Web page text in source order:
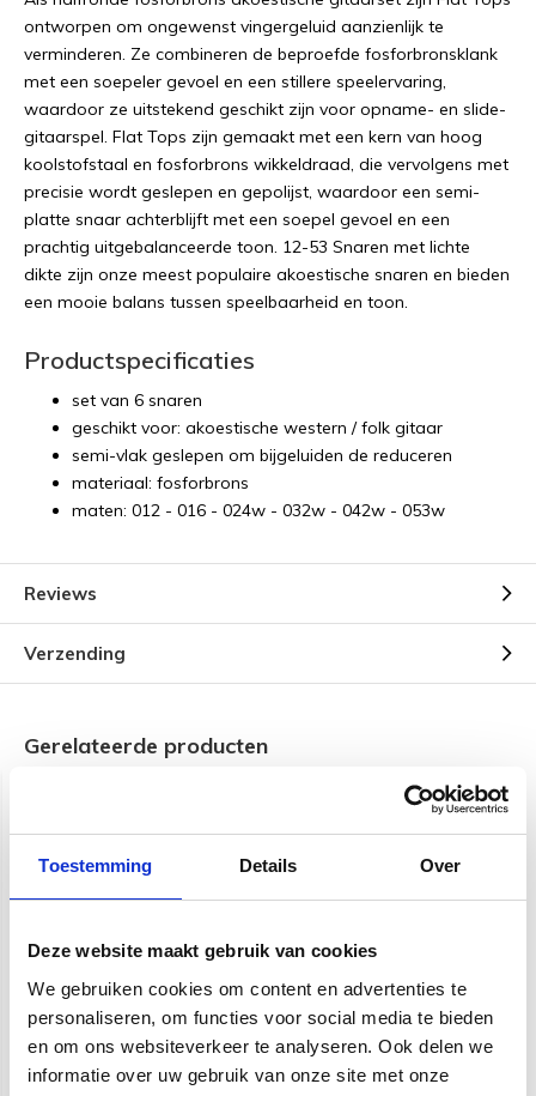
Toestemming Details Over
Deze website maakt gebruik van cookies
We gebruiken cookies om content en advertenties te
personaliseren, om functies voor social media te bieden
en om ons websiteverkeer te analyseren. Ook delen we
informatie over uw gebruik van onze site met onze
ontworpen om ongewenst vingergeluid aanzienlijk te
verminderen. Ze combineren de beproefde fosforbronsklank
met een soepeler gevoel en een stillere speelervaring,
waardoor ze uitstekend geschikt zijn voor opname- en slide-
gitaarspel. Flat Tops zijn gemaakt met een kern van hoog
koolstofstaal en fosforbrons wikkeldraad, die vervolgens met
precisie wordt geslepen en gepolijst, waardoor een semi-
platte snaar achterblijft met een soepel gevoel en een
prachtig uitgebalanceerde toon. 12-53 Snaren met lichte
dikte zijn onze meest populaire akoestische snaren en bieden
een mooie balans tussen speelbaarheid en toon.
Productspecificaties
set van 6 snaren
geschikt voor: akoestische western / folk gitaar
semi-vlak geslepen om bijgeluiden de reduceren
materiaal: fosforbrons
maten: 012 - 016 - 024w - 032w - 042w - 053w
Reviews
Verzending
Gerelateerde producten
D'Addario EJ12 Acoustic
snarenset
€ 12,95
D'Addario EJ83L snarenset
voor Gypsy Jazz gitaar
.010 - .044
€ 19,95